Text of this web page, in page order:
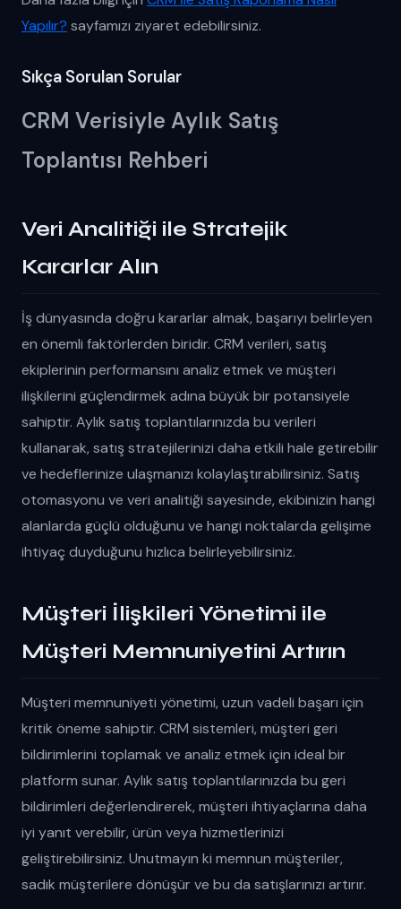
Yapılır? sayfamızı ziyaret edebilirsiniz.
Sıkça Sorulan Sorular
CRM Verisiyle Aylık Satış
Toplantısı Rehberi
Veri Analitiği ile Stratejik
Kararlar Alın
İş dünyasında doğru kararlar almak, başarıyı belirleyen
en önemli faktörlerden biridir. CRM verileri, satış
ekiplerinin performansını analiz etmek ve müşteri
ilişkilerini güçlendirmek adına büyük bir potansiyele
sahiptir. Aylık satış toplantılarınızda bu verileri
kullanarak, satış stratejilerinizi daha etkili hale getirebilir
ve hedeflerinize ulaşmanızı kolaylaştırabilirsiniz. Satış
otomasyonu ve veri analitiği sayesinde, ekibinizin hangi
alanlarda güçlü olduğunu ve hangi noktalarda gelişime
ihtiyaç duyduğunu hızlıca belirleyebilirsiniz.
Müşteri İlişkileri Yönetimi ile
Müşteri Memnuniyetini Artırın
Müşteri memnuniyeti yönetimi, uzun vadeli başarı için
kritik öneme sahiptir. CRM sistemleri, müşteri geri
bildirimlerini toplamak ve analiz etmek için ideal bir
platform sunar. Aylık satış toplantılarınızda bu geri
bildirimleri değerlendirerek, müşteri ihtiyaçlarına daha
iyi yanıt verebilir, ürün veya hizmetlerinizi
geliştirebilirsiniz. Unutmayın ki memnun müşteriler,
sadık müşterilere dönüşür ve bu da satışlarınızı artırır.